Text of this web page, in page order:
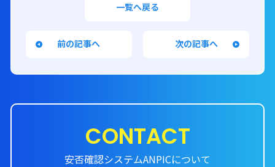
一覧へ戻る
前の記事へ 次の記事へ
CONTACT
安否確認システムANPICについて